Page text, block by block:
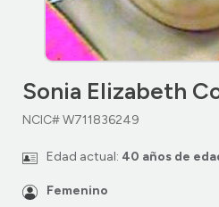
Sonia Elizabeth
NCIC# W711836249
Edad actual: 40 años de
Femenino